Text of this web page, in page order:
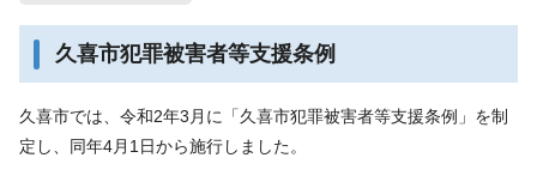
久喜市犯罪被害者等支援条例
久喜市では、令和2年3月に「久喜市犯罪被害者等支援条例」を制
定し、同年4月1日から施行しました。